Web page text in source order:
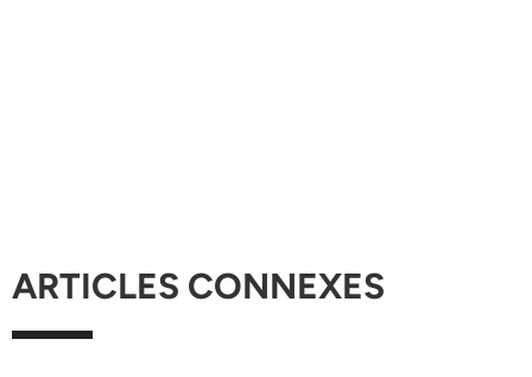
ARTICLES CONNEXES